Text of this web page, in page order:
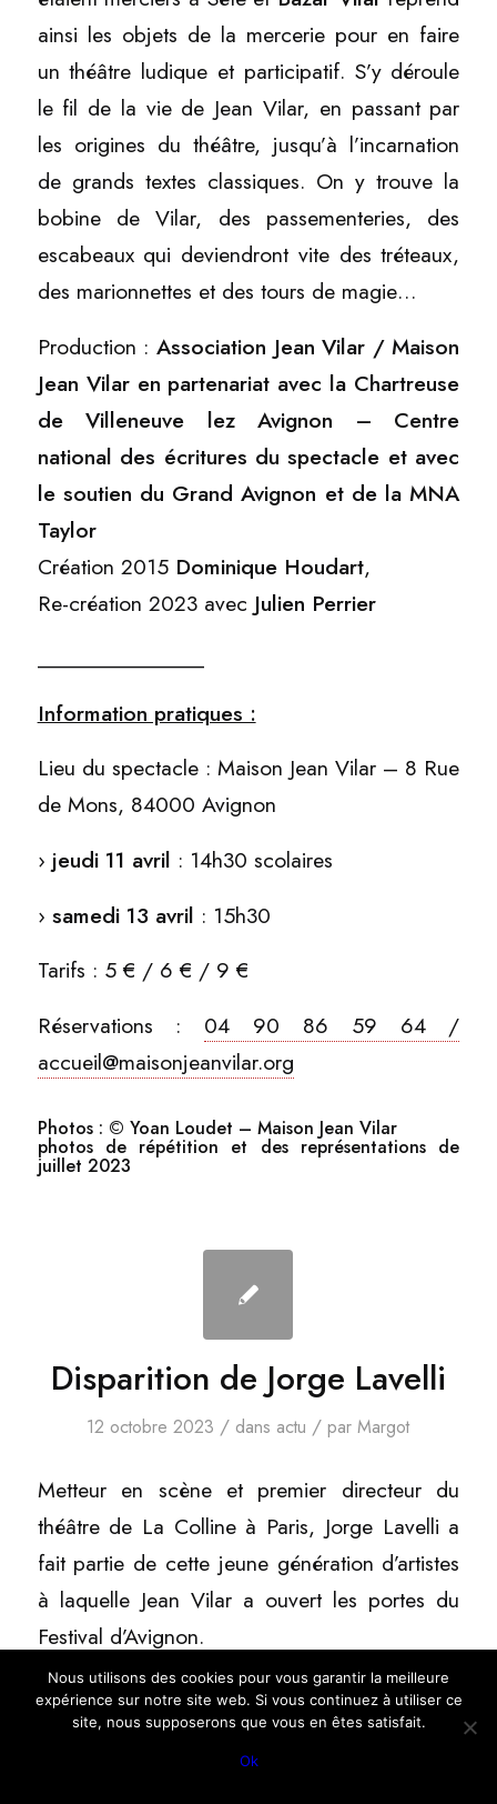
ainsi les objets de la mercerie pour en faire
un théâtre ludique et participatif. S’y déroule
le fil de la vie de Jean Vilar, en passant par
les origines du théâtre, jusqu’à l’incarnation
de grands textes classiques. On y trouve la
bobine de Vilar, des passementeries, des
escabeaux qui deviendront vite des tréteaux,
des marionnettes et des tours de magie…
Production : Association Jean Vilar / Maison
Jean Vilar en partenariat avec la Chartreuse
de Villeneuve lez Avignon – Centre
national des écritures du spectacle et avec
le soutien du Grand Avignon et de la MNA
Taylor
Création 2015 Dominique Houdart,
Re-création 2023 avec Julien Perrier
_______________
Information pratiques :
Lieu du spectacle : Maison Jean Vilar – 8 Rue
de Mons, 84000 Avignon
› jeudi 11 avril : 14h30 scolaires
› samedi 13 avril : 15h30
Tarifs : 5 € / 6 € / 9 €
Réservations : 04 90 86 59 64 /
accueil@maisonjeanvilar.org
Photos : © Yoan Loudet – Maison Jean Vilar
photos de répétition et des représentations de
juillet 2023
Disparition de Jorge Lavelli
12 octobre 2023 / dans actu / parMargot
Metteur en scène et premier directeur du
théâtre de La Colline à Paris, Jorge Lavelli a
fait partie de cette jeune génération d’artistes
à laquelle Jean Vilar a ouvert les portes du
Festival d’Avignon.
Lire la suite
Nous utilisons des cookies pour vous garantir la meilleure
expérience sur notre site web. Si vous continuez à utiliser ce
site, nous supposerons que vous en êtes satisfait.
Ok